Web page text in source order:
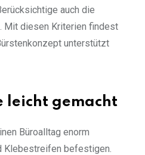
auch die
Mit diesen Kriterien findest
unterstützt
leicht gemacht
Büroalltag enorm
Klebestreifen befestigen.